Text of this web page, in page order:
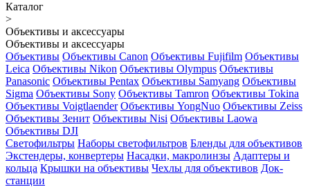
Каталог
>
Объективы и аксессуары
Объективы и аксессуары
Объективы Объективы Canon Объективы Fujifilm Объективы
Leica Объективы Nikon Объективы Olympus Объективы
Panasonic Объективы Pentax Объективы Samyang Объективы
Sigma Объективы Sony Объективы Tamron Объективы Tokina
Объективы Voigtlaender Объективы YongNuo Объективы Zeiss
Объективы Зенит Объективы Nisi Объективы Laowa
Объективы DJI
Светофильтры Наборы светофильтров Бленды для объективов
Экстендеры, конвертеры Насадки, макролинзы Адаптеры и
кольца Крышки на объективы Чехлы для объективов Док-
станции